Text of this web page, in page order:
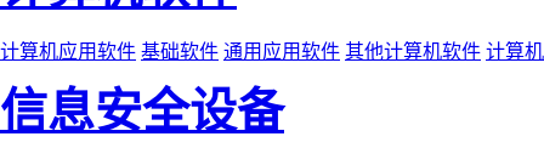
计算机应用软件 基础软件 通用应用软件 其他计算机软件 计算
信息安全设备